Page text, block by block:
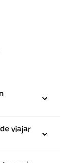
viajar